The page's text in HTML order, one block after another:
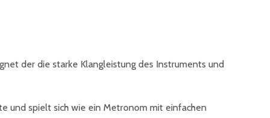
der die starke Klangleistung des Instruments und
und spielt sich wie ein Metronom mit einfachen